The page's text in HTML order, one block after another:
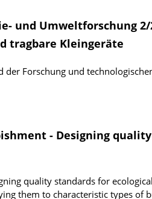
und Umweltforschung
tragbare Kleingeräte
der Forschung und
- Designing
quality standards for
them to characteristic types of